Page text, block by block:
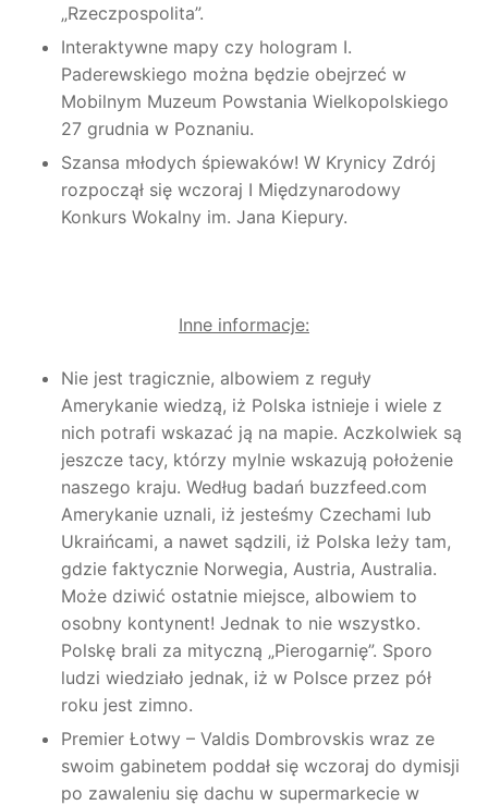
„Rzeczpospolita”.
Interaktywne mapy czy hologram I.
Paderewskiego można będzie obejrzeć w
Mobilnym Muzeum Powstania Wielkopolskiego
27 grudnia w Poznaniu.
Szansa młodych śpiewaków! W Krynicy Zdrój
rozpoczął się wczoraj I Międzynarodowy
Konkurs Wokalny im. Jana Kiepury.
Inne informacje:
Nie jest tragicznie, albowiem z reguły
Amerykanie wiedzą, iż Polska istnieje i wiele z
nich potrafi wskazać ją na mapie. Aczkolwiek są
jeszcze tacy, którzy mylnie wskazują położenie
naszego kraju. Według badań buzzfeed.com
Amerykanie uznali, iż jesteśmy Czechami lub
Ukraińcami, a nawet sądzili, iż Polska leży tam,
gdzie faktycznie Norwegia, Austria, Australia.
Może dziwić ostatnie miejsce, albowiem to
osobny kontynent! Jednak to nie wszystko.
Polskę brali za mityczną „Pierogarnię”. Sporo
ludzi wiedziało jednak, iż w Polsce przez pół
roku jest zimno.
Premier Łotwy – Valdis Dombrovskis wraz ze
swoim gabinetem poddał się wczoraj do dymisji
po zawaleniu się dachu w supermarkecie w